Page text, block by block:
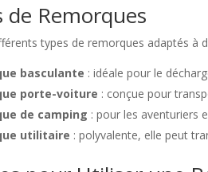
de Remorques
types de remorques adaptés à
basculante : idéale pour le
porte-voiture : conçue pour
de camping : pour les aventuriers
utilitaire : polyvalente, elle peut